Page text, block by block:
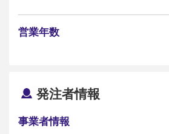
営業年数
発注者情報
事業者情報